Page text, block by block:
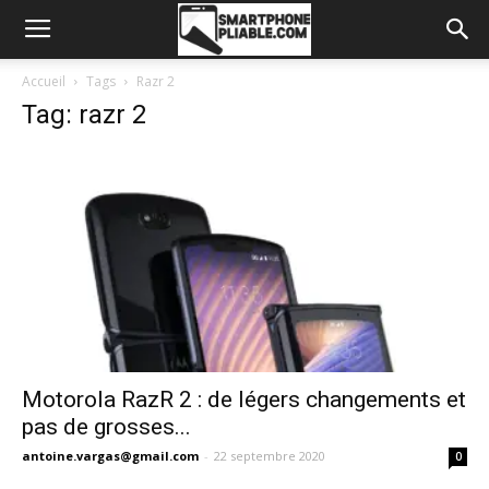
Accueil Tags Razr 2
Tag: razr 2
Motorola RazR 2 : de légers changements et
pas de grosses...
antoine.vargas@gmail.com - 22 septembre 2020 0